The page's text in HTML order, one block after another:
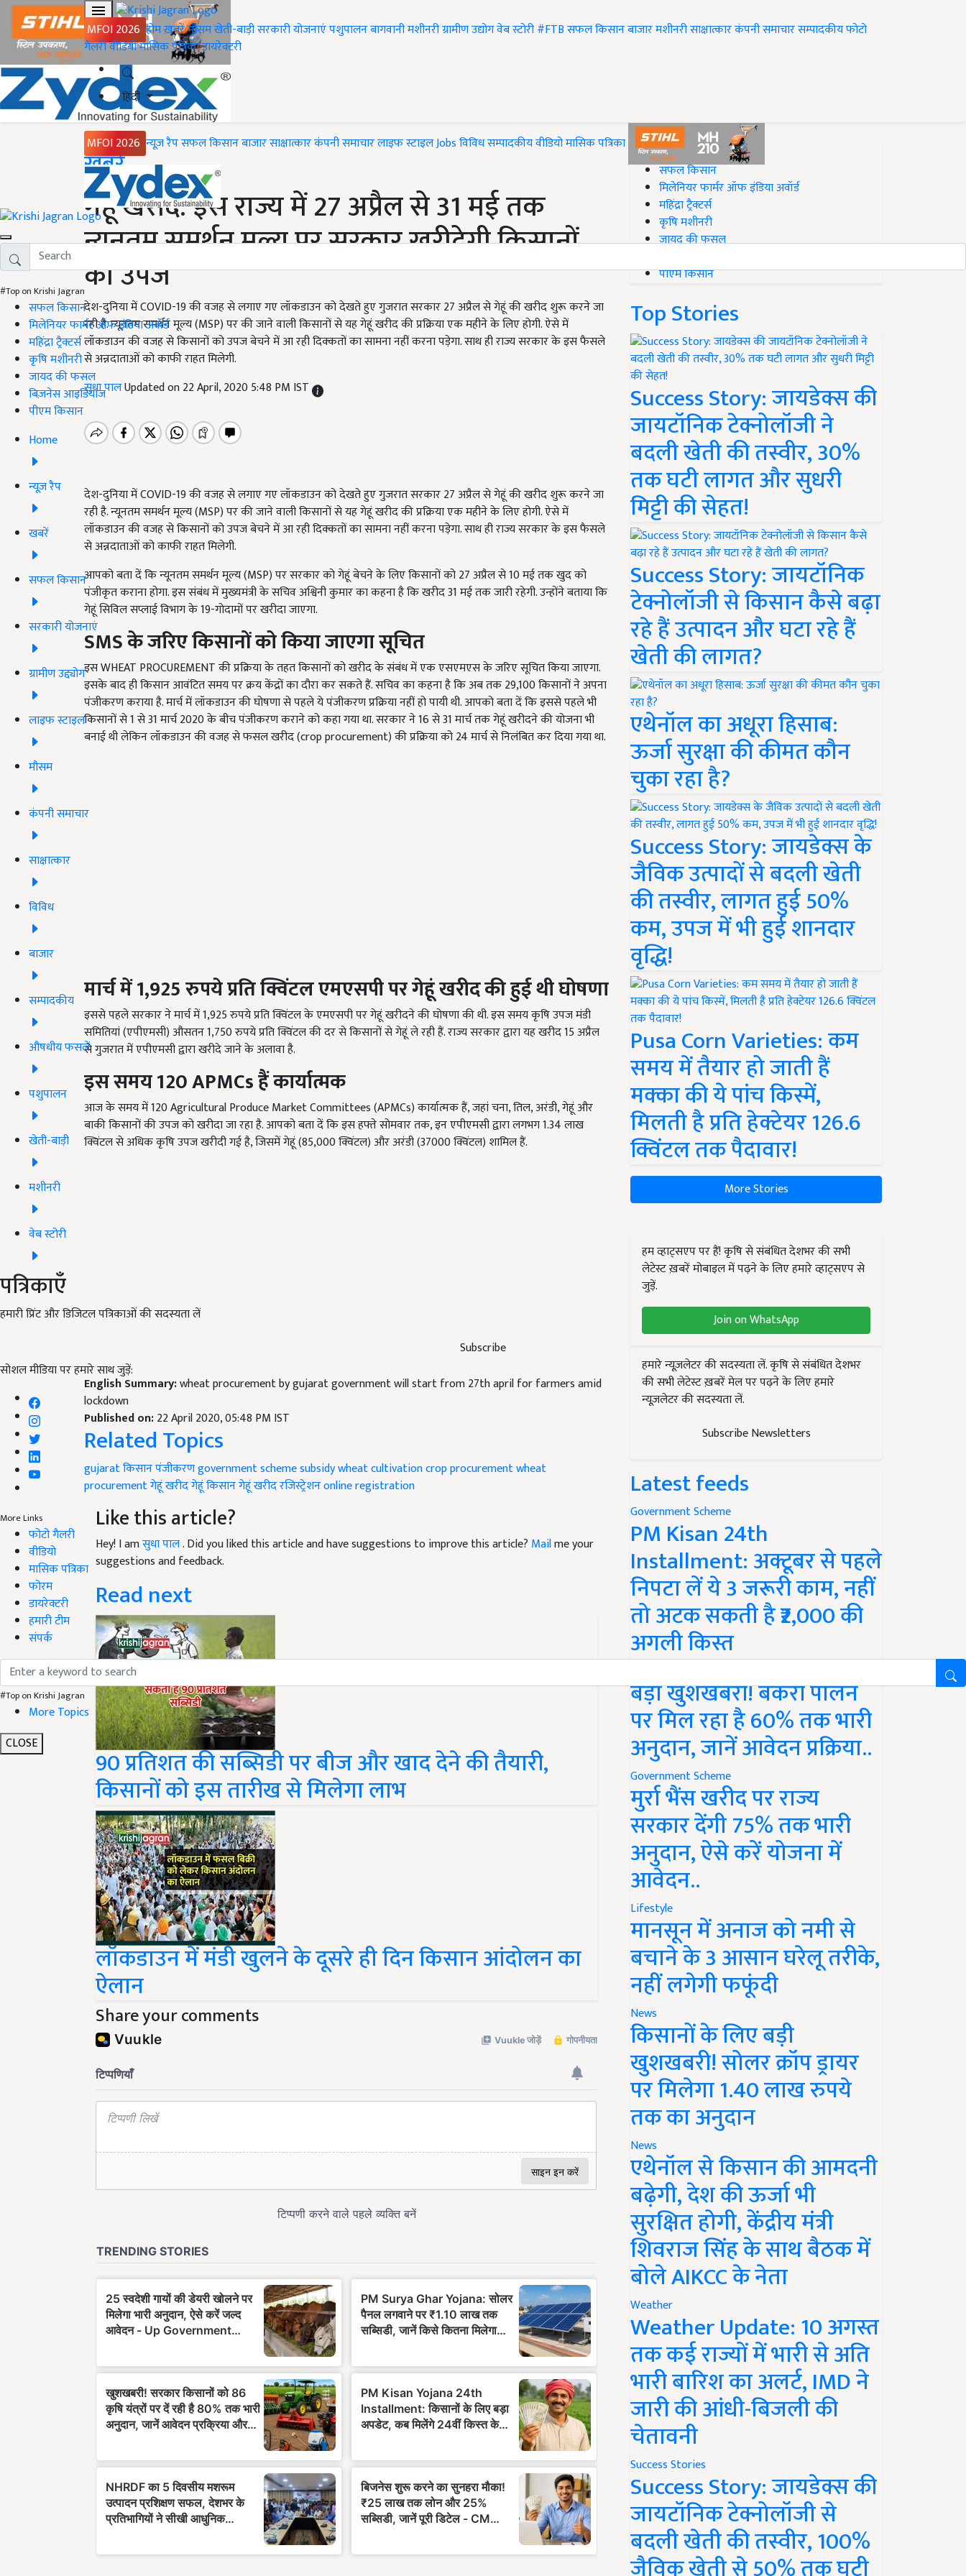
MFOI 2026 होमख़बरेंमौसमखेती-बाड़ीसरकारी योजनाएंपशुपालनबागवानीमशीनरीग्रामीण उद्योगवेब स्टोरी#FTBसफल किसानबाजारमशीनरीसाक्षात्कारकंपनी समाचारसम्पादकीयफोटो
गैलरीवीडियोमासिक पत्रिकाडायरेक्टरी
हिंदी
MFOI 2026 न्यूज़ रैपसफल किसानबाजारसाक्षात्कारकंपनी समाचारलाइफ स्टाइलJobsविविधसम्पादकीयवीडियोमासिक पत्रिका
#Top on Krishi Jagran
सफल किसान
मिलेनियर फार्मर ऑफ इंडिया अवॉर्ड
महिंद्रा ट्रैक्टर्स
कृषि मशीनरी
जायद की फसल
बिज़नेस आइडियाज
पीएम किसान
Home
न्यूज़ रैप
खबरें
सफल किसान
सरकारी योजनाएं
ग्रामीण उद्द्योग
लाइफ स्टाइल
मौसम
कंपनी समाचार
साक्षात्कार
विविध
बाजार
सम्पादकीय
औषधीय फसलें
पशुपालन
खेती-बाड़ी
मशीनरी
वेब स्टोरी
पत्रिकाएँ
हमारी प्रिंट और डिजिटल पत्रिकाओं की सदस्यता लें
Subscribe
सोशल मीडिया पर हमारे साथ जुड़ें:
More Links
फोटो गैलरी
वीडियो
मासिक पत्रिका
फोरम
डायरेक्टरी
हमारी टीम
संपर्क
#Top on Krishi Jagran
More Topics
CLOSE
Home
ख़बरें
गेहूं खरीद: इस राज्य में 27 अप्रैल से 31 मई तक
न्यूनतम समर्थन मूल्य पर सरकार खरीदेगी किसानों
की उपज
देश-दुनिया में COVID-19 की वजह से लगाए गए लॉकडाउन को देखते हुए गुजरात सरकार 27 अप्रैल से गेहूं की खरीद शुरू करने जा
रही है. न्यूनतम समर्थन मूल्य (MSP) पर की जाने वाली किसानों से यह गेहूं खरीद की प्रक्रिया एक महीने के लिए होगी. ऐसे में
लॉकडाउन की वजह से किसानों को उपज बेचने में आ रही दिक्कतों का सामना नहीं करना पड़ेगा. साथ ही राज्य सरकार के इस फैसले
से अन्नदाताओं को काफी राहत मिलेगी.
सुधा पालUpdated on 22 April, 2020 5:48 PM IST
देश-दुनिया में COVID-19 की वजह से लगाए गए लॉकडाउन को देखते हुए गुजरात सरकार 27 अप्रैल से गेहूं की खरीद शुरू करने जा
रही है. न्यूनतम समर्थन मूल्य (MSP) पर की जाने वाली किसानों से यह गेहूं खरीद की प्रक्रिया एक महीने के लिए होगी. ऐसे में
लॉकडाउन की वजह से किसानों को उपज बेचने में आ रही दिक्कतों का सामना नहीं करना पड़ेगा. साथ ही राज्य सरकार के इस फैसले
से अन्नदाताओं को काफी राहत मिलेगी.
आपको बता दें कि न्यूनतम समर्थन मूल्य (MSP) पर सरकार को गेहूं बेचने के लिए किसानों को 27 अप्रैल से 10 मई तक खुद को
पंजीकृत कराना होगा. इस संबंध में मुख्यमंत्री के सचिव अश्विनी कुमार का कहना है कि खरीद 31 मई तक जारी रहेगी. उन्होंने बताया कि
गेहूं सिविल सप्लाई विभाग के 19-गोदामों पर खरीदा जाएगा.
SMSके जरिए किसानों को किया जाएगा सूचित
इस WHEAT PROCUREMENT की प्रक्रिया के तहत किसानों को खरीद के संबंध में एक एसएमएस के जरिए सूचित किया जाएगा.
इसके बाद ही किसान आवंटित समय पर क्रय केंद्रों का दौरा कर सकते हैं. सचिव का कहना है कि अब तक 29,100 किसानों ने अपना
पंजीकरण कराया है. मार्च में लॉकडाउन की घोषणा से पहले ये पंजीकरण प्रक्रिया नहीं हो पायी थी. आपको बता दें कि इससे पहले भी
किसानों से 1 से 31 मार्च 2020 के बीच पंजीकरण कराने को कहा गया था. सरकार ने 16 से 31 मार्च तक गेहूं खरीदने की योजना भी
बनाई थी लेकिन लॉकडाउन की वजह से फसल खरीद (crop procurement) की प्रक्रिया को 24 मार्च से निलंबित कर दिया गया था.
मार्च में 1,925रुपये प्रति क्विंटल एमएसपी पर गेहूं खरीद की हुई थी घोषणा
इससे पहले सरकार ने मार्च में 1,925 रुपये प्रति क्विंटल के एमएसपी पर गेहूं खरीदने की घोषणा की थी. इस समय कृषि उपज मंडी
समितियां (एपीएमसी) औसतन 1,750 रुपये प्रति क्विंटल की दर से किसानों से गेहूं ले रही हैं. राज्य सरकार द्वारा यह खरीद 15 अप्रैल
से गुजरात में एपीएमसी द्वारा खरीदे जाने के अलावा है.
इस समय120 APMCsहैं कार्यात्मक
आज के समय में 120 Agricultural Produce Market Committees (APMCs) कार्यात्मक हैं, जहां चना, तिल, अरंडी, गेहूं और
बाकी किसानों की उपज को खरीदा जा रहा है. आपको बता दें कि इस हफ्ते सोमवार तक, इन एपीएमसी द्वारा लगभग 1.34 लाख
क्विंटल से अधिक कृषि उपज खरीदी गई है, जिसमें गेहूं (85,000 क्विंटल) और अरंडी (37000 क्विंटल) शामिल हैं.
English Summary:wheat procurement by gujarat government will start from 27th april for farmers amid
lockdown
Published on:22 April 2020, 05:48 PM IST
Related Topics
gujaratकिसान पंजीकरणgovernment schemesubsidywheat cultivationcrop procurementwheat
procurementगेहूं खरीदगेहूं किसानगेहूं खरीद रजिस्ट्रेशनonline registration
Like this article?
Hey! I amसुधा पाल. Did you liked this article and have suggestions to improve this article? Mailme your
suggestions and feedback.
Read next
90 प्रतिशत की सब्सिडी पर बीज और खाद देने की तैयारी,
किसानों को इस तारीख से मिलेगा लाभ
लॉकडाउन में मंडी खुलने के दूसरे ही दिन किसान आंदोलन का
ऐलान
Share your comments
#Top on Krishi Jagran
सफल किसान
मिलेनियर फार्मर ऑफ इंडिया अवॉर्ड
महिंद्रा ट्रैक्टर्स
कृषि मशीनरी
जायद की फसल
पीएम किसान
Top Stories
Success Story: जायडेक्स की
जायटॉनिक टेक्नोलॉजी ने
बदली खेती की तस्वीर, 30%
तक घटी लागत और सुधरी
मिट्टी की सेहत!
Success Story: जायटॉनिक
टेक्नोलॉजी से किसान कैसे बढ़ा
रहे हैं उत्पादन और घटा रहे हैं
खेती की लागत?
एथेनॉल का अधूरा हिसाब:
ऊर्जा सुरक्षा की कीमत कौन
चुका रहा है?
Success Story: जायडेक्स के
जैविक उत्पादों से बदली खेती
की तस्वीर, लागत हुई 50%
कम, उपज में भी हुई शानदार
वृद्धि!
Pusa Corn Varieties: कम
समय में तैयार हो जाती हैं
मक्का की ये पांच किस्में,
मिलती है प्रति हेक्टेयर 126.6
क्विंटल तक पैदावार!
More Stories
हम व्हाट्सएप पर हैं! कृषि से संबंधित देशभर की सभी
लेटेस्ट ख़बरें मोबाइल में पढ़ने के लिए हमारे व्हाट्सएप से
जुड़ें.
Join on WhatsApp
हमारे न्यूज़लेटर की सदस्यता लें. कृषि से संबंधित देशभर
की सभी लेटेस्ट ख़बरें मेल पर पढ़ने के लिए हमारे
न्यूज़लेटर की सदस्यता लें.
Subscribe Newsletters
Latest feeds
Government Scheme
PM Kisan 24th
Installment: अक्टूबर से पहले
निपटा लें ये 3 जरूरी काम, नहीं
तो अटक सकती है ₹2,000 की
अगली किस्त
बड़ी खुशखबरी! बकरी पालन
पर मिल रहा है 60% तक भारी
अनुदान, जानें आवेदन प्रक्रिया..
Government Scheme
मुर्रा भैंस खरीद पर राज्य
सरकार देंगी 75% तक भारी
अनुदान, ऐसे करें योजना में
आवेदन..
Lifestyle
मानसून में अनाज को नमी से
बचाने के 3 आसान घरेलू तरीके,
नहीं लगेगी फफूंदी
News
किसानों के लिए बड़ी
खुशखबरी! सोलर क्रॉप ड्रायर
पर मिलेगा 1.40 लाख रुपये
तक का अनुदान
News
एथेनॉल से किसान की आमदनी
बढ़ेगी, देश की ऊर्जा भी
सुरक्षित होगी, केंद्रीय मंत्री
शिवराज सिंह के साथ बैठक में
बोले AIKCC के नेता
Weather
Weather Update: 10 अगस्त
तक कई राज्यों में भारी से अति
भारी बारिश का अलर्ट, IMD ने
जारी की आंधी-बिजली की
चेतावनी
Success Stories
Success Story: जायडेक्स की
जायटॉनिक टेक्नोलॉजी से
बदली खेती की तस्वीर, 100%